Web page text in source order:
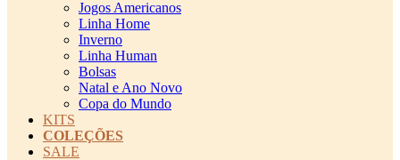
Jogos Americanos
Linha Home
Inverno
Linha Human
Bolsas
Natal e Ano Novo
Copa do Mundo
KITS
COLEÇÕES
SALE